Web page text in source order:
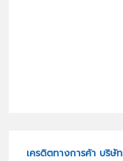
เครดิตทางการค้า บริษั